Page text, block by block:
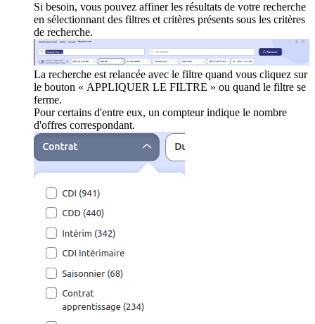
Si besoin, vous pouvez affiner les résultats de votre recherche
en sélectionnant des filtres et critères présents sous les critères
de recherche.
La recherche est relancée avec le filtre quand vous cliquez sur
le bouton « APPLIQUER LE FILTRE » ou quand le filtre se
ferme.
Pour certains d'entre eux, un compteur indique le nombre
d'offres correspondant.